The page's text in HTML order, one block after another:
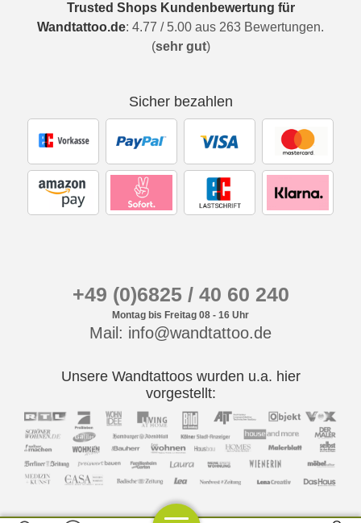
Trusted Shops Kundenbewertung für
Wandtattoo.de: 4.77 / 5.00 aus 263 Bewertungen.
(sehr gut)
Sicher bezahlen
+49 (0)6825 / 40 60 240
Montag bis Freitag 08 - 16 Uhr
Mail: info@wandtattoo.de
Unsere Wandtattoos wurden u.a. hier
vorgestellt: